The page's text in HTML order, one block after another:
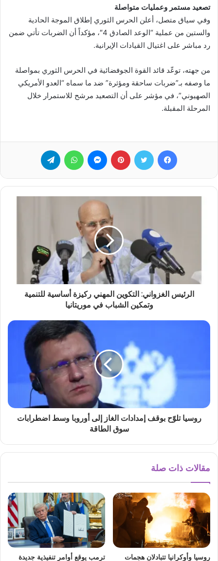
تصعيد مستمر وعمليات متواصلة
وفي سياق متصل، أعلن الحرس الثوري إطلاق الموجة الحادية
والستين من عملية “الوعد الصادق 4″، مؤكداً أن الضربات تأتي ضمن
رد مباشر على اغتيال القيادات الإيرانية.
من جهته، توعّد قائد القوة الجوفضائية في الحرس الثوري بمواصلة
ما وصفه بـ”ضربات ساحقة ومؤثرة” ضد ما سماه “العدو الأمريكي
الصهيوني”، في مؤشر على أن التصعيد مرشح للاستمرار خلال
المرحلة المقبلة.
فيسبوك تويتر بينتيريست ماسنجر واتساب
الرئيس الغزواني: التكوين المهني ركيزة أساسية للتنمية
وتمكين الشباب في موريتانيا
روسيا تلوّح بوقف إمدادات الغاز إلى أوروبا وسط اضطرابات
سوق الطاقة
مقالات ذات صلة
روسيا وأوكرانيا تتبادلان هجمات ترمب يوقع أوامر تنفيذية جديدة